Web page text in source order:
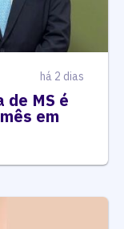
há 2 dias
MS é
em